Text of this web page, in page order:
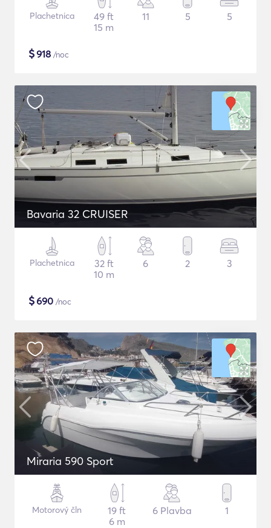
Plachetnica
49 ft
15 m
11 5 5
$918 /noc
Bavaria 32 CRUISER
Plachetnica
32 ft
10 m
6 2 3
$690 /noc
Miraria 590 Sport
Motorový čln
19 ft
6 m
6 Plavba 1